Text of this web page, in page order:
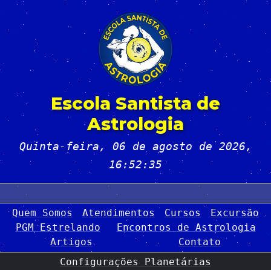
Escola Santista de
Astrologia
Quinta-feira, 06 de agosto de 2026 ,
16:52:35
Quem Somos Atendimentos Cursos
Excursão
PGM Estrelando
Encontros de Astrologia
Artigos
Contato
Configurações Planetárias